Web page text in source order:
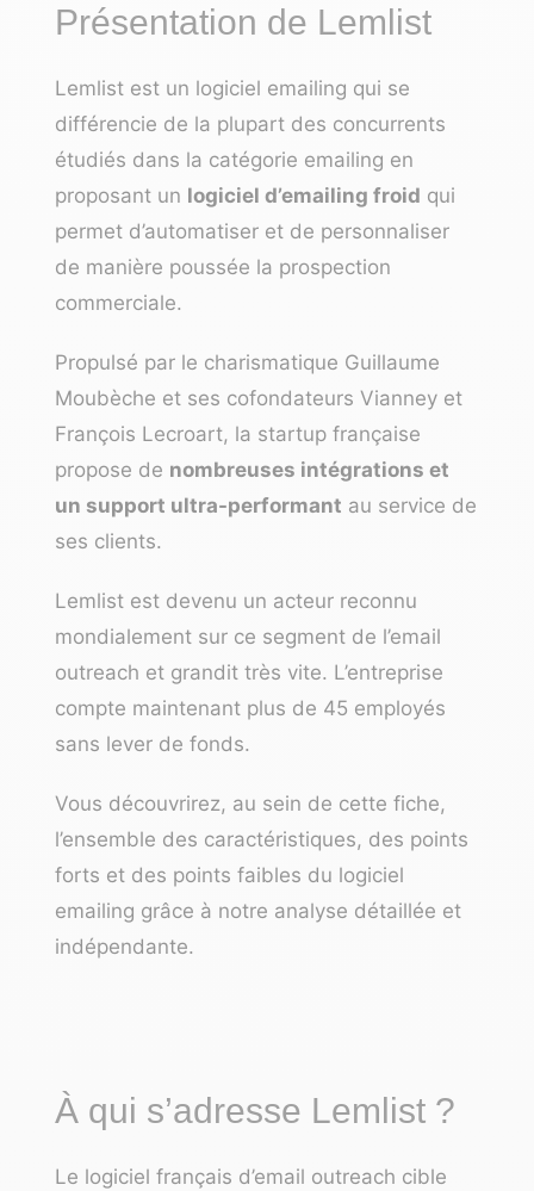
Présentation de Lemlist
Lemlist est un logiciel emailing qui se
différencie de la plupart des concurrents
étudiés dans la catégorie emailing en
proposant un logiciel d’emailing froid qui
permet d’automatiser et de personnaliser
de manière poussée la prospection
commerciale.
Propulsé par le charismatique Guillaume
Moubèche et ses cofondateurs Vianney et
François Lecroart, la startup française
propose de nombreuses intégrations et
un support ultra-performant au service de
ses clients.
Lemlist est devenu un acteur reconnu
mondialement sur ce segment de l’email
outreach et grandit très vite. L’entreprise
compte maintenant plus de 45 employés
sans lever de fonds.
Vous découvrirez, au sein de cette fiche,
l’ensemble des caractéristiques, des points
forts et des points faibles du logiciel
emailing grâce à notre analyse détaillée et
indépendante.
À qui s’adresse Lemlist ?
Le logiciel français d’email outreach cible